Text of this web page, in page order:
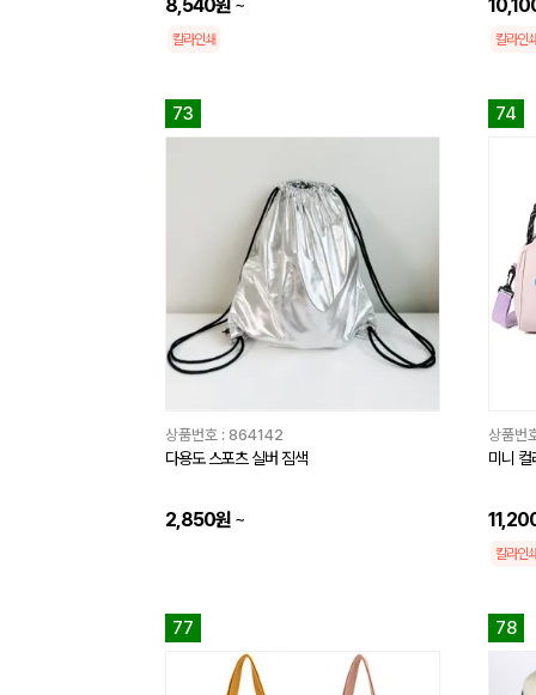
8,540원
칼라인쇄 칼라인
73
상품번호 : 864142
다용도 스포츠 실버 짐색
2,850원 ~
74
상품번
미니
칼라인
77 78